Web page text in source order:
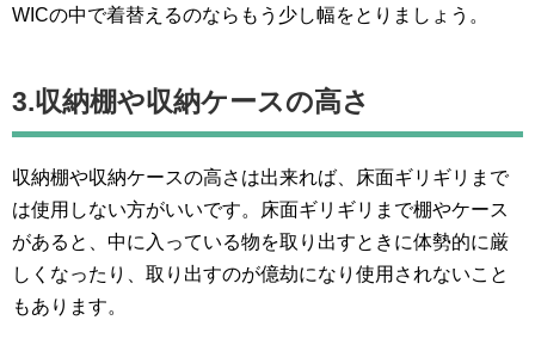
WICの中で着替えるのならもう少し幅をとりましょう。
3.収納棚や収納ケースの高さ
収納棚や収納ケースの高さは出来れば、床面ギリギリまで
は使用しない方がいいです。床面ギリギリまで棚やケース
があると、中に入っている物を取り出すときに体勢的に厳
しくなったり、取り出すのが億劫になり使用されないこと
もあります。